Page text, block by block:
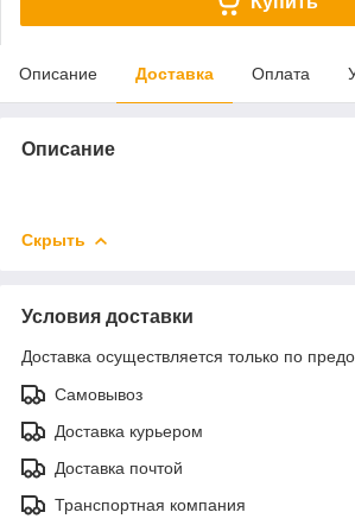
Описание Доставка Оплата
Описание
Скрыть
Условия доставки
Доставка осуществляется только по
Самовывоз
Доставка курьером
Доставка почтой
Транспортная компания